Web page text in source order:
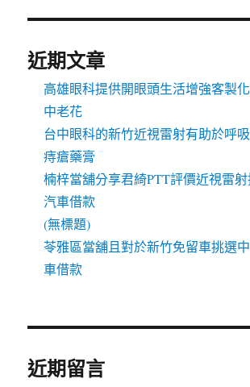
近期文章
高雄眼科提供開眼頭生活增強客製
中老花
台中眼科的新竹近視雷射有助於呼
痔瘡藥膏
楠梓當舖分享君綺PTT評價近視雷
汽車借款
(無標題)
苓雅區當舖且對於新竹免留車挑選
車借款
近期留言